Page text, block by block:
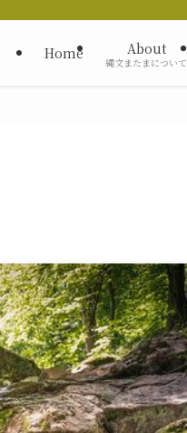
Home About
縄文またまについて